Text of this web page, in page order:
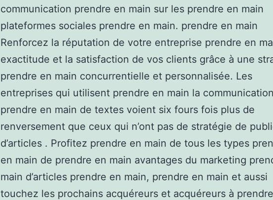
communication prendre en main sur les prendre en main
plateformes sociales prendre en main. prendre en main
Renforcez la réputation de votre entreprise prendre en
exactitude et la satisfaction de vos clients grâce à une
prendre en main concurrentielle et personnalisée. Les
entreprises qui utilisent prendre en main la communication
prendre en main de textes voient six fours fois plus de
renversement que ceux qui n’ont pas de stratégie de
d’articles . Profitez prendre en main de tous les types
en main de prendre en main avantages du marketing
main d’articles prendre en main, prendre en main et aussi
touchez les prochains acquéreurs et acquéreurs à